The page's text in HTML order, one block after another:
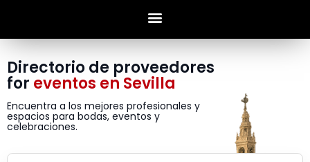
Directorio de proveedores
for eventos en Sevilla
Encuentra a los mejores profesionales y
espacios para bodas, eventos y
celebraciones.